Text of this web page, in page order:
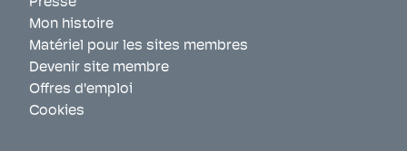
Mon histoire
Matériel pour les sites membres
Devenir site membre
Offres d'emploi
Cookies